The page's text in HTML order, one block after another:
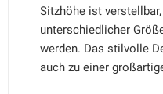
Sitzhöhe ist
unterschiedlicher
werden. Das stilvolle
auch zu einer